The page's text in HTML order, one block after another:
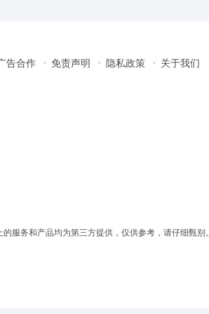
告合作 免责声明 隐私政策 关于我们
服务和产品均为第三方提供，仅供参考，请仔细甄别。